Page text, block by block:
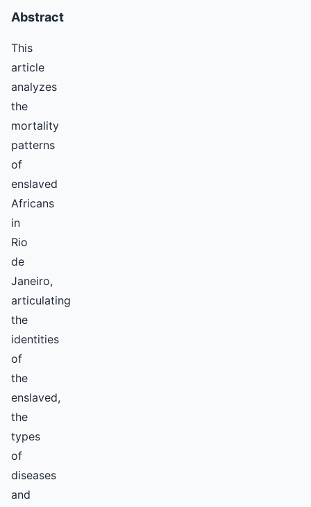
Abstract
This
article
analyzes
the
mortality
patterns
of
enslaved
Africans
in
Rio
de
Janeiro,
articulating
the
identities
of
the
enslaved,
the
types
of
diseases
and